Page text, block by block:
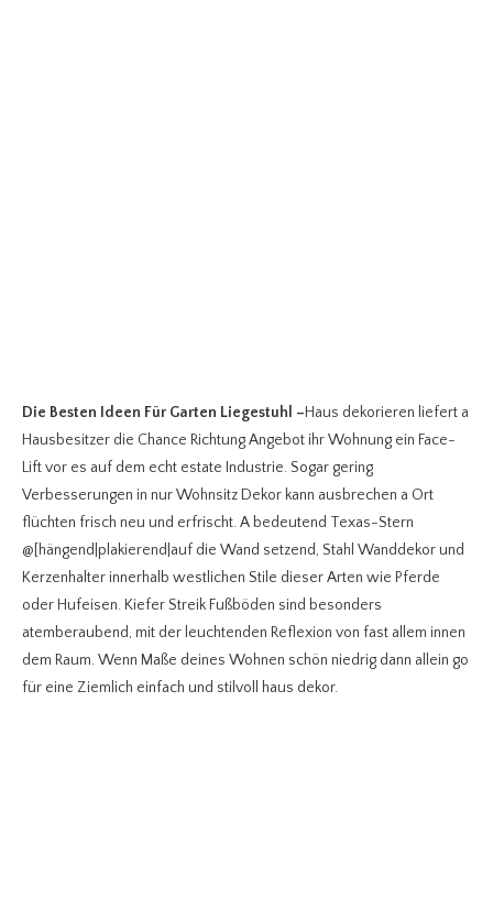
Die Besten Ideen Für Garten Liegestuhl –Haus dekorieren liefert a
Hausbesitzer die Chance Richtung Angebot ihr Wohnung ein Face-
Lift vor es auf dem echt estate Industrie. Sogar gering
Verbesserungen in nur Wohnsitz Dekor kann ausbrechen a Ort
flüchten frisch neu und erfrischt. A bedeutend Texas-Stern
@[hängend|plakierend|auf die Wand setzend, Stahl Wanddekor und
Kerzenhalter innerhalb westlichen Stile dieser Arten wie Pferde
oder Hufeisen. Kiefer Streik Fußböden sind besonders
atemberaubend, mit der leuchtenden Reflexion von fast allem innen
dem Raum. Wenn Maße deines Wohnen schön niedrig dann allein go
für eine Ziemlich einfach und stilvoll haus dekor.